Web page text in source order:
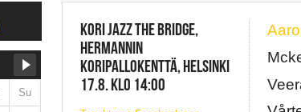
JAZZ FINLAND LIVE
KORI JAZZ THE BRIDGE,
HERMANNIN
KORIPALLOKENTTÄ, HELSINKI
17.8. KLO 14:00
Su